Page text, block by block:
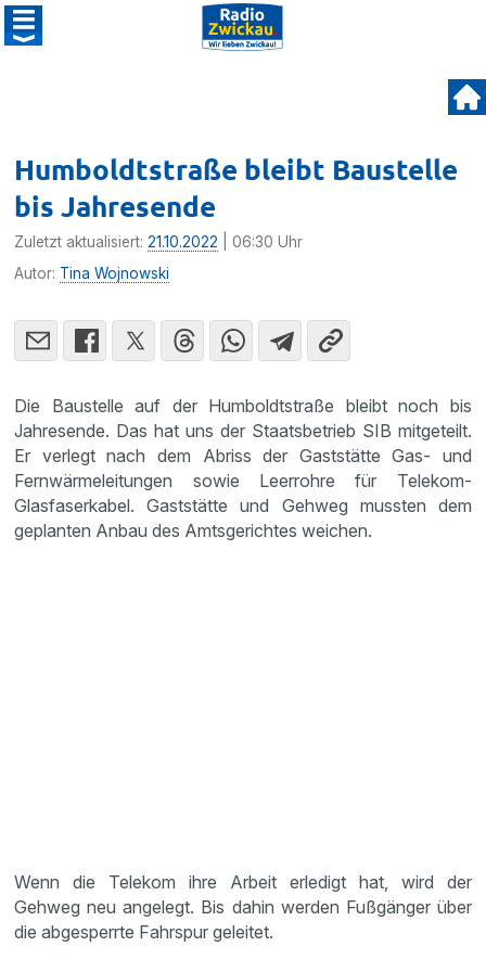
Humboldtstraße bleibt Baustelle
bis Jahresende
Zuletzt aktualisiert:21.10.2022 | 06:30 Uhr
Autor: Tina Wojnowski
Die Baustelle auf der Humboldtstraße bleibt noch bis
Jahresende. Das hat uns der Staatsbetrieb SIB mitgeteilt.
Er verlegt nach dem Abriss der Gaststätte Gas- und
Fernwärmeleitungen sowie Leerrohre für Telekom-
Glasfaserkabel. Gaststätte und Gehweg mussten dem
geplanten Anbau des Amtsgerichtes weichen.
Wenn die Telekom ihre Arbeit erledigt hat, wird der
Gehweg neu angelegt. Bis dahin werden Fußgänger über
die abgesperrte Fahrspur geleitet.